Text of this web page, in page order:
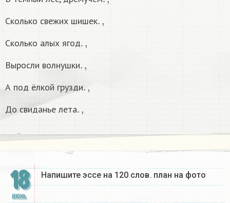
Сколько свежих шишек
Сколько алых ягод
Выросли волнушки
А под ёлкой грузди
До свиданье лета
18
ИЮНЬ
Напишите эссе на 120 слов. план на фото​